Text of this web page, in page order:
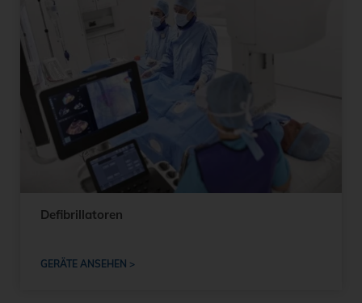
Defibrillatoren
GERÄTE ANSEHEN >